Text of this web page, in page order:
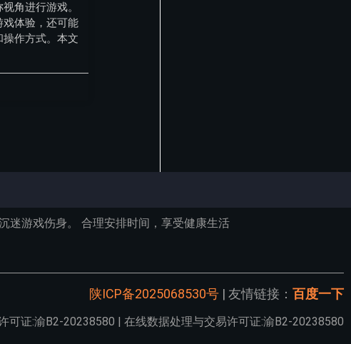
角进行游戏。
体验，还可能
作方式。本文
迷游戏伤身。 合理安排时间，享受健康生活
陕ICP备2025068530号 | 友情链接： 百度一下
可证:渝B2-20238580 | 在线数据处理与交易许可证:渝B2-20238580